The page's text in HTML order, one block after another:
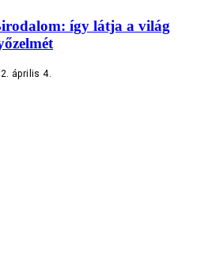
így látja a világ
április 4.